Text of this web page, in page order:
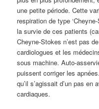
une petite période. Cette
respiration de type
la survie de ces patients
Cheyne-Stokes n’est pas
cardiologues et les
sous machine. Auto-
puissent corriger les
qu’il s’agissait d’un pas
cardiaques.